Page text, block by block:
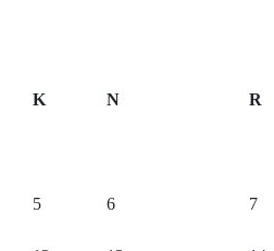
K N R
5 6 7